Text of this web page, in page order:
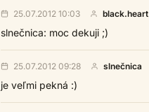
25.07.2012 10:03 black.heart
slnečnica: moc dekuji ;)
25.07.2012 09:28 slnečnica
je veľmi pekná :)